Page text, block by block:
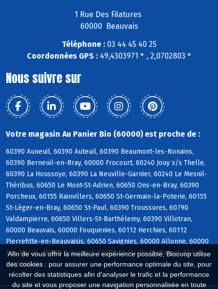
Afin de vous offrir la meilleure expérience possible, Biocoop utilise
des cookies : pour assurer une performance optimale du site, pour
récolter des statistiques afin d'analyser le trafic et la performance
du site et vous proposer une navigation personnalisée en toute
1 Rue Des Filatures
60000 Beauvais
Téléphone :03 44 45 40 25
Coordonnées GPS :49,4303971 ° , 2,0702803 °
Nous suivre sur
Votre magasin Au Panier Bio (60000) est proche de :
60390 Auneuil, 60390 Auteuil, 60390 Beaumont-les-Nonains,
60390 Berneuil-en-Bray, 60000 Frocourt, 60240 Jouy s/s Thelle,
60390 La Houssoye, 60390 La Neuville-Garnier, 60240 Le Mesnil-
Théribus, 60650 Le Mont-St-Adrien, 60650 Ons-en-Bray, 60390
Porcheux, 60155 Rainvillers, 60650 St-Germain-la-Poterie, 60155
St-Léger-en-Bray, 60650 St-Paul, 60390 Troussures, 60790
Valdampierre, 60650 Villers-St-Barthélemy, 60390 Villotran,
60000 Beauvais, 60000 Fouquenies, 60112 Herchies, 60112
Pierrefitte-en-Beauvaisis, 60650 Savignies, 60000 Allonne, 60000
Aux Marais, 60000 Goincourt, 60000 St-Martin-le-Noeud, 60240
Bachivillers